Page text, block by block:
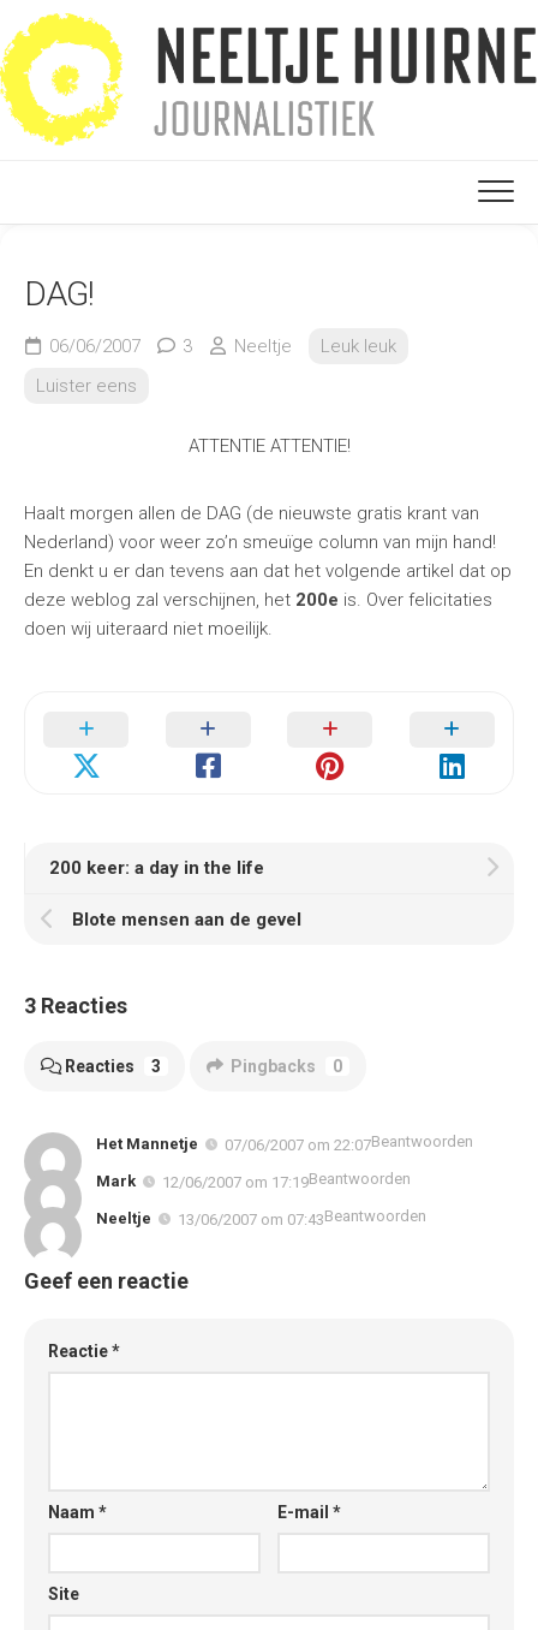
naar
de
inhoud
DAG!
06/06/2007 3 Neeltje
Leuk leuk
Luister eens
ATTENTIE ATTENTIE!
Haalt morgen allen de DAG (de nieuwste gratis krant van
Nederland) voor weer zo’n smeuïge column van mijn hand!
En denkt u er dan tevens aan dat het volgende artikel dat op
deze weblog zal verschijnen, het 200e is. Over felicitaties
doen wij uiteraard niet moeilijk.
200 keer: a day in the life
Blote mensen aan de gevel
3 Reacties
Reacties 3 Pingbacks 0
Het Mannetje 07/06/2007 om 22:07Beantwoorden
Mark 12/06/2007 om 17:19Beantwoorden
Neeltje 13/06/2007 om 07:43Beantwoorden
Geef een reactie
Reactie*
Naam * E-mail*
Site